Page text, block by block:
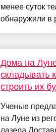
менее суток
обнаружили в
Дома на
складывать
строить их
Ученые
на Луне из